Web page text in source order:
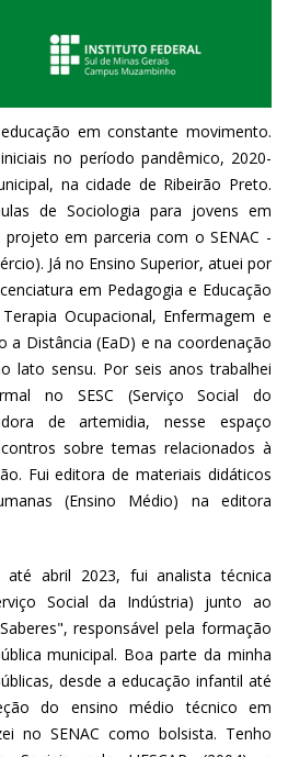
em constante movimento.
no período pandêmico, 2020-
na cidade de Ribeirão Preto.
de Sociologia para jovens em
em parceria com o SENAC -
Já no Ensino Superior, atuei por
em Pedagogia e Educação
Ocupacional, Enfermagem e
a Distância (EaD) e na coordenação
lato sensu. Por seis anos trabalhei
no SESC (Serviço Social do
de artemidia, nesse espaço
sobre temas relacionados à
Fui editora de materiais didáticos
(Ensino Médio) na editora
abril 2023, fui analista técnica
Social da Indústria) junto ao
responsável pela formação
municipal. Boa parte da minha
desde a educação infantil até
do ensino médio técnico em
no SENAC como bolsista. Tenho